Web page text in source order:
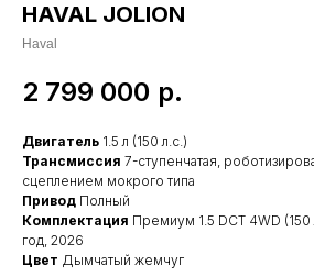
HAVAL JOLION
Haval
2 799 000 р.
Двигатель 1.5 л (150 л.с.)
Трансмиссия 7-ступенчатая,
сцеплением мокрого типа
Привод Полный
Комплектация Премиум 1.5 DCT 4WD
год, 2026
Цвет Дымчатый жемчуг